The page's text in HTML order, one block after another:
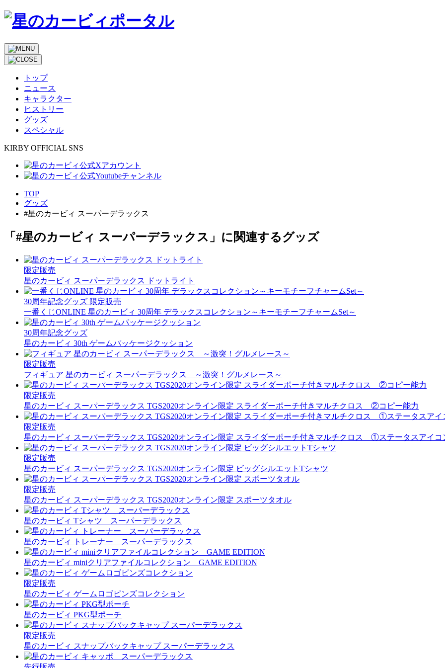
トップ
ニュース
キャラクター
ヒストリー
グッズ
スペシャル
KIRBY OFFICIAL SNS
TOP
グッズ
#星のカービィ スーパーデラックス
「#星のカービィ スーパーデラックス」に関連するグッズ
限定販売
星のカービィ スーパーデラックス ドットライト
30周年記念グッズ 限定販売
一番くじONLINE 星のカービィ 30周年 デラックスコレクション～キーモチーフチャームSet～
30周年記念グッズ
星のカービィ 30th ゲームパッケージクッション
限定販売
フィギュア 星のカービィ スーパーデラックス ～激突！グルメレース～
限定販売
星のカービィ スーパーデラックス TGS2020オンライン限定 スライダーポーチ付きマルチクロス ②コピー能力
限定販売
星のカービィ スーパーデラックス TGS2020オンライン限定 スライダーポーチ付きマルチクロス ①ステータスアイコ
限定販売
星のカービィ スーパーデラックス TGS2020オンライン限定 ビッグシルエットTシャツ
限定販売
星のカービィ スーパーデラックス TGS2020オンライン限定 スポーツタオル
星のカービィ Tシャツ スーパーデラックス
星のカービィ トレーナー スーパーデラックス
星のカービィ miniクリアファイルコレクション GAME EDITION
限定販売
星のカービィ ゲームロゴピンズコレクション
星のカービィ PKG型ポーチ
限定販売
星のカービィ スナップバックキャップ スーパーデラックス